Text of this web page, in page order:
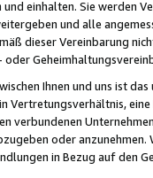
und einhalten. Sie werden
und alle
dieser Vereinbarung
Ihnen und uns ist
Vertretungsverhältnis,
verbundenen
oder
in Bezug auf den